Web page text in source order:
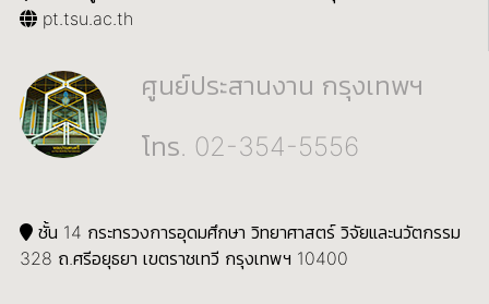
pt.tsu.ac.th
ศูนย์ประสานงาน กรุงเทพฯ
โทร. 02-354-5556
ชั้น 14 กระทรวงการอุดมศึกษา วิทยาศาสตร์ วิจัยและนวัตกรรม
328 ถ.ศรีอยุธยา เขตราชเทวี กรุงเทพฯ 10400